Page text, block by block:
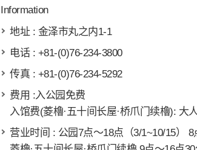
Information
地址 : 金泽市丸之内1-1
电话 : +81-(0)76-234-3800
传真 : +81-(0)76-234-5292
费用 :入公园免费
入馆费(菱櫓·五十间长屋·桥爪门续櫓): 大
营业时间 : 公园7点～18点（3/1~10/15）